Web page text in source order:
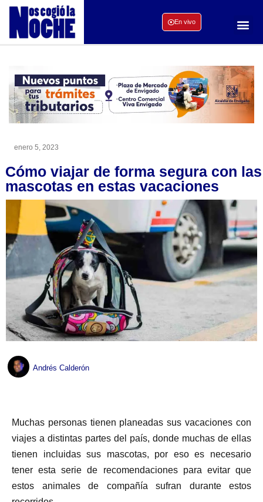
En vivo
enero 5, 2023
Cómo viajar de forma segura con las
mascotas en estas vacaciones
Andrés Calderón
Muchas personas tienen planeadas sus vacaciones con
viajes a distintas partes del país, donde muchas de ellas
tienen incluidas sus mascotas, por eso es necesario
tener esta serie de recomendaciones para evitar que
estos animales de compañía sufran durante estos